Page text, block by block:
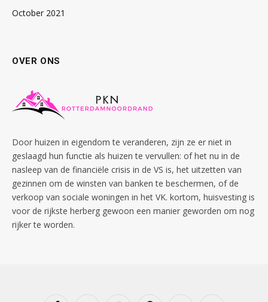
October 2021
OVER ONS
Door huizen in eigendom te veranderen, zijn ze er niet in
geslaagd hun functie als huizen te vervullen: of het nu in de
nasleep van de financiële crisis in de VS is, het uitzetten van
gezinnen om de winsten van banken te beschermen, of de
verkoop van sociale woningen in het VK. kortom, huisvesting is
voor de rijkste herberg gewoon een manier geworden om nog
rijker te worden.